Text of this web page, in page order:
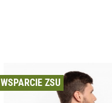
WSPARCIE ZSU